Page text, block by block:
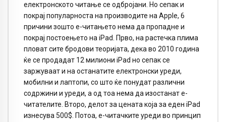
електронското читање се одбројани. Но сепак и
покрај популарноста на производите на Apple, 6
причини зошто е-читањето нема да пропадне и
покрај постоењето на iPad. Прво, на растечка плима
пловат сите бродови теоријата, дека во 2010 година
ќе се продадат 12 милиони iPad но сепак се
заржуваат и на останатите електронски уреди,
мобилни и лаптопи, со што ќе понудат различни
содржини и уреди, а од тоа нема да изостанат е-
читателите. Второ, делот за цената која за еден iPad
изнесува 500$. Потоа, е-читачките уреди во принцип